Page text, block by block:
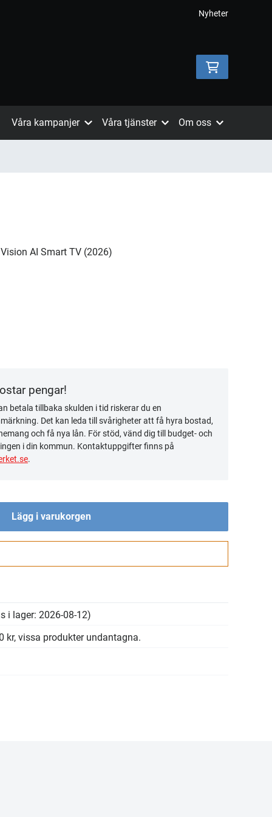
Nyheter
Våra kampanjer Våra tjänster Om oss
AI Smart TV (2026)
pengar!
betala tillbaka skulden i tid riskerar du en
Det kan leda till svårigheter att få hyra bostad,
och få nya lån. För stöd, vänd dig till budget- och
i din kommun. Kontaktuppgifter finns på
.
Lägg i varukorgen
i lager: 2026-08-12)
kr, vissa produkter undantagna.